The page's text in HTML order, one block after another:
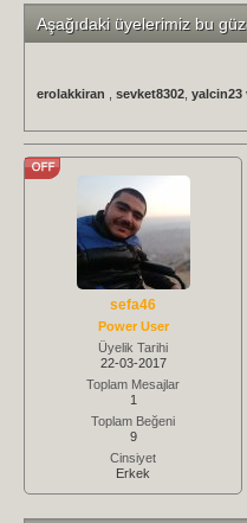
Aşağıdaki üyelerimiz bu
erolakkiran sevket8302 yalcin23
sefa46
Power User
Üyelik Tarihi
22-03-2017
Toplam Mesajlar
1
Toplam Beğeni
9
Cinsiyet
Erkek